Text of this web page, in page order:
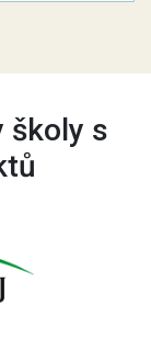
školy s